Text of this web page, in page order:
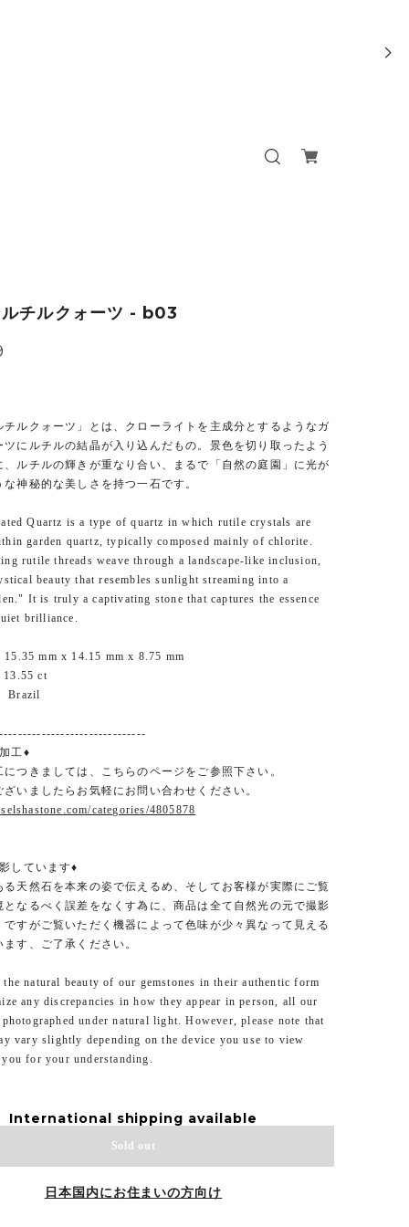
チルクォーツ - b03
チルクォーツ」とは、クローライトを主成分とするようなガ
ツにルチルの結晶が入り込んだもの。景色を切り取ったよう
、ルチルの輝きが重なり合い、まるで「自然の庭園」に光が
神秘的な美しさを持つ一石です。
Quartz is a type of quartz in which rutile crystals are
garden quartz, typically composed mainly of chlorite.
rutile threads weave through a landscape-like inclusion,
beauty that resembles sunlight streaming into a
It is truly a captivating stone that captures the essence
brilliance.
15.35 mm x 14.15 mm x 8.75 mm
13.55 ct
Brazil
工♦
につきましては、こちらのページをご参照下さい。
いましたらお気軽にお問い合わせください。
categories/4805878
しています♦
る天然石を本来の姿で伝えるめ、そしてお客様が実際にご覧
となるべく誤差をなくす為に、商品は全て自然光の元で撮影
ですがご覧いただく機器によって色味が少々異なって見える
す、ご了承ください。
the natural beauty of our gemstones in their authentic form
any discrepancies in how they appear in person, all our
under natural light. However, please note that
vary slightly depending on the device you use to view
you for your understanding.
International shipping available
Sold out
日本国内にお住まいの方向け